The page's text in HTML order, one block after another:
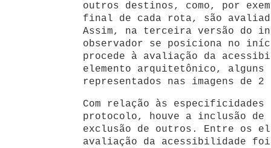
outros destinos, como, por
final de cada rota, são
Assim, na terceira versão do
observador se posiciona no
procede à avaliação da
elemento arquitetônico, alguns
representados nas imagens de
Com relação às
protocolo, houve a inclusão de
exclusão de outros. Entre os
avaliação da acessibilidade